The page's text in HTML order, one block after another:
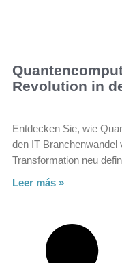
Revolution in
Entdecken Sie, wie
den IT Branchenwandel
Transformation neu
Leer más »